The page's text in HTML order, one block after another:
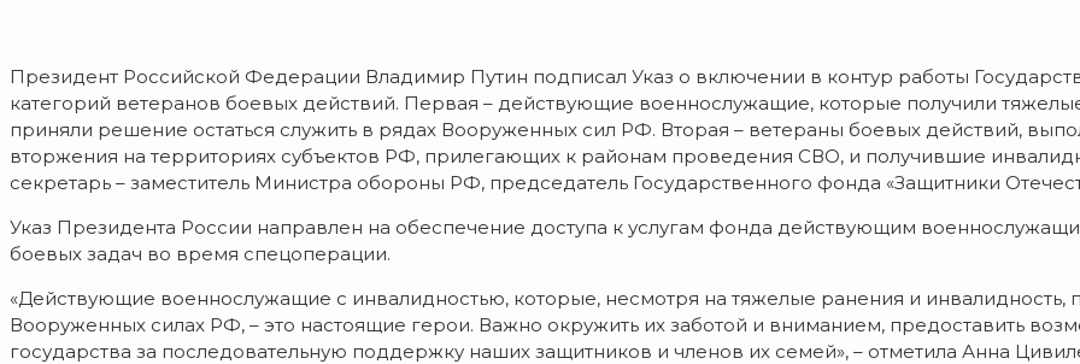
Президент Российской Федерации Владимир Путин подписал Указ о включении в контур работы
категорий ветеранов боевых действий. Первая – действующие военнослужащие, которые получили
приняли решение остаться служить в рядах Вооруженных сил РФ. Вторая – ветераны боевых действий,
вторжения на территориях субъектов РФ, прилегающих к районам проведения СВО, и получившие
секретарь – заместитель Министра обороны РФ, председатель Государственного фонда «Защитники
Указ Президента России направлен на обеспечение доступа к услугам фонда действующим
боевых задач во время спецоперации.
«Действующие военнослужащие с инвалидностью, которые, несмотря на тяжелые ранения и
Вооруженных силах РФ, – это настоящие герои. Важно окружить их заботой и вниманием, предоставить
государства за последовательную поддержку наших защитников и членов их семей», – отметила Анна